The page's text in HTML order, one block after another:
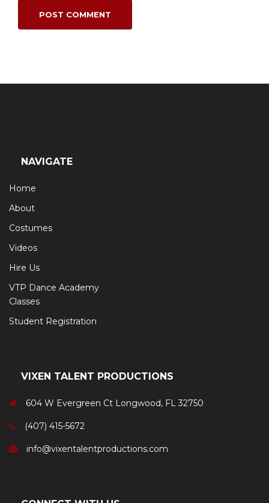
NAVIGATE
Home
About
Costumes
Videos
Hire Us
VTP Dance Academy
Classes
Student Registration
VIXEN TALENT PRODUCTIONS
604 W Evergreen Ct Longwood, FL 32750
(407) 415-5672
info@vixentalentproductions.com